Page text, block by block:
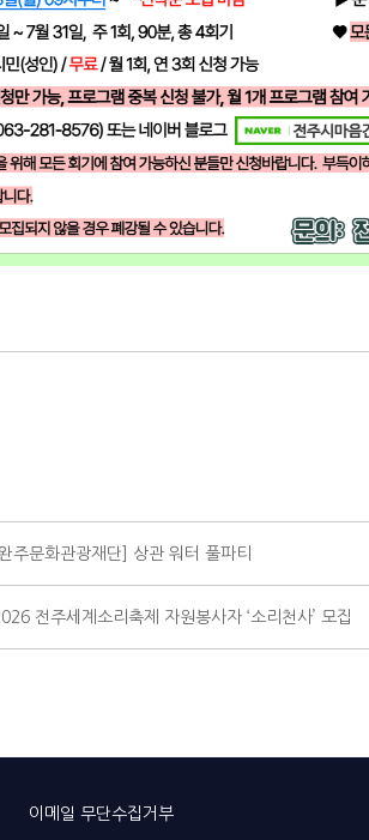
주문화관광재단] 상관 워터 풀파티
전주세계소리축제 자원봉사자 ‘소리천사’ 모집
이메일 무단수집거부